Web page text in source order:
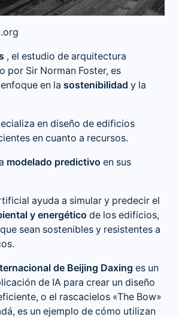
, el estudio de arquitectura
por Sir Norman Foster, es
en la sostenibilidad y la
en diseño de edificios
en cuanto a recursos.
modelado predictivo en sus
ayuda a simular y predecir el
y energético de los edificios,
sean sostenibles y resistentes a
de Beijing Daxing es un
de IA para crear un diseño
o el rascacielos «The Bow»
es un ejemplo de cómo utilizan